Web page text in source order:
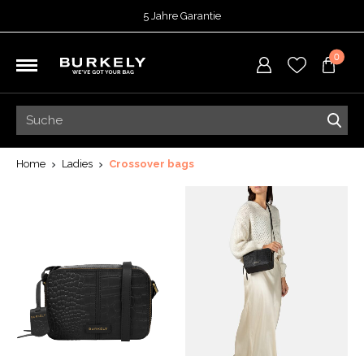
5 Jahre Garantie
Vor 15:00 Uhr bestellt =
heute versendet
0
Home Ladies Crossover bags